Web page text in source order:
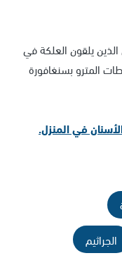
يلقون العلكة في
المترو بسنغافورة
الجراثيم